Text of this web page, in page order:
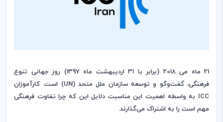
21 ماه می 2018 (برابر با 31 اردیبهشت ماه 1397) روز جهانی تنوع
فرهنگی، گفت‌وگو و توسعه سازمان ملل متحد (UN) است. کارآموزان
ICC به واسطه اهمیت این مناسبت دلایل این‌ که چرا تفاوت فرهنگی
مهم است را به اشتراک می‌گذارند.